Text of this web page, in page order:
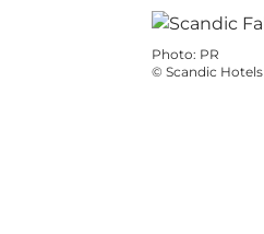
Photo: PR
© Scandic Hotels